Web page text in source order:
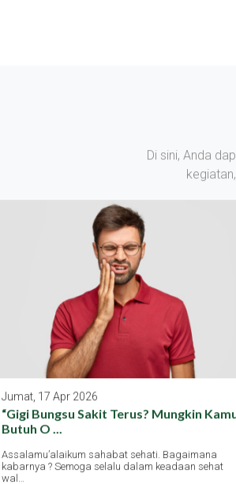
Di sini, Anda
Jumat, 17 Apr 2026
“gigi Bungsu Sakit Terus? Mungkin
Butuh O ...
Assalamu’alaikum sahabat sehati. Bagaimana
kabarnya ? Semoga selalu dalam keadaan sehat
wal…